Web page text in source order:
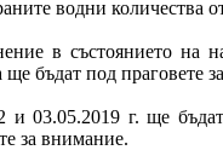
водни
в състоянието на
бъдат под праговете
03.05.2019 г. ще
за внимание.